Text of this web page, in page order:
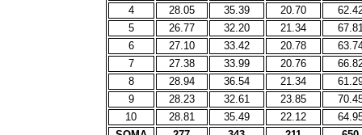
4
28.05 35.39 20.70
5
26.77 32.20 21.34
6
27.10 33.42 20.78
7
27.38 33.99 20.76
8
28.94 36.54 21.34
9
28.23 32.61 23.85
10
28.81 35.49 22.12